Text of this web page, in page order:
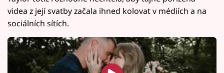
videa z její svatby začala ihned kolovat v médiích a na
sociálních sítích.